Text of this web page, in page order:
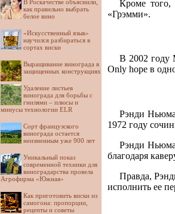
В Роскачестве объяснили,
как правильно выбрать
белое вино
«Искусственный язык»
научился разбираться в
сортах виски
Выращивание винограда в
защищенных конструкциях
Удаление листьев
винограда для борьбы с
гнилями – плюсы и
минусы технологии ELR
Сорт французского
винограда остается
неизменным уже 900 лет
Уникальный показ
современной техники для
виноградарства провела
Агрофирма «Южная»
Как приготовить виски из
самогона: пропорции,
рецепты и советы
Кроме
«Грэмми».
В 2002 году
Only hope в
Рэнди
1972 году
Рэнди
благодаря
Правда,
исполнить ее